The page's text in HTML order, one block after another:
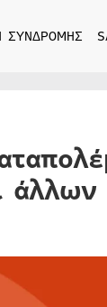
ΣΥΝΔΡΟΜΗΣ